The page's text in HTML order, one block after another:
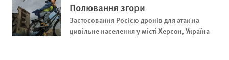
Полювання згори
Застосовання Росією дронів для атак на
цивільне населення у місті Херсон, Україна